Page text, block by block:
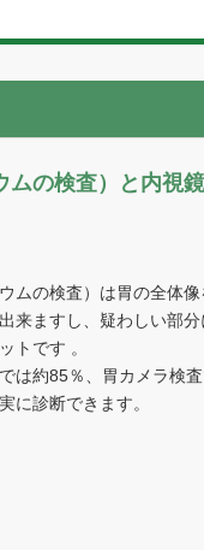
ムの検査）と内視
ムの検査）は胃の全体
来ますし、疑わしい部
トです 。
は約85％、胃カメラ検
に診断できます。